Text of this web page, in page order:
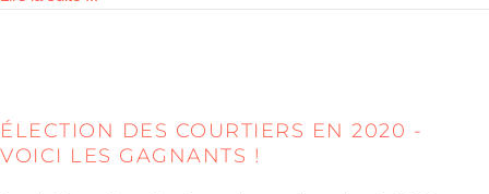
ÉLECTION DES COURTIERS EN 2020 -
VOICI LES GAGNANTS !